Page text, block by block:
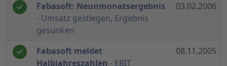
Fabasoft: Neunmonatsergebnis
- Umsatz gestiegen, Ergebnis
gesunken
03.02.2006
Fabasoft meldet
Halbjahreszahlen - EBIT
08.11.2005